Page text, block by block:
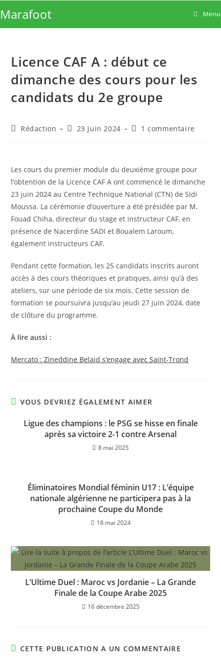
to
content
Marafoot Menu
Licence CAF A : début ce
dimanche des cours pour les
candidats du 2e groupe
Auteur/autrice
Rédaction
Publication
23 juin 2024
Commentaires
1 commentaire
Les cours du premier module du deuxième groupe pour
l’obtention de la Licence CAF A ont commencé le dimanche
23 juin 2024 au Centre Technique National (CTN) de Sidi
Moussa. La cérémonie d’ouverture a été présidée par M.
Fouad Chiha, directeur du stage et instructeur CAF, en
présence de Nacerdine SADI et Boualem Laroum,
également instructeurs CAF.
Pendant cette formation, les 25 candidats inscrits auront
accès à des cours théoriques et pratiques, ainsi qu’à des
ateliers, sur une période de six mois. Cette session de
formation se poursuivra jusqu’au jeudi 27 juin 2024, date
de clôture du programme.
À lire aussi :
Mercato : Zineddine Belaid s’engage avec Saint-Trond
VOUS DEVRIEZ ÉGALEMENT AIMER
Ligue des champions : le PSG se hisse en finale
après sa victoire 2-1 contre Arsenal
8 mai 2025
Éliminatoires Mondial féminin U17 : L’équipe
nationale algérienne ne participera pas à la
prochaine Coupe du Monde
18 mai 2024
L’Ultime Duel : Maroc vs Jordanie – La Grande
Finale de la Coupe Arabe 2025
16 décembre 2025
CETTE PUBLICATION A UN COMMENTAIRE